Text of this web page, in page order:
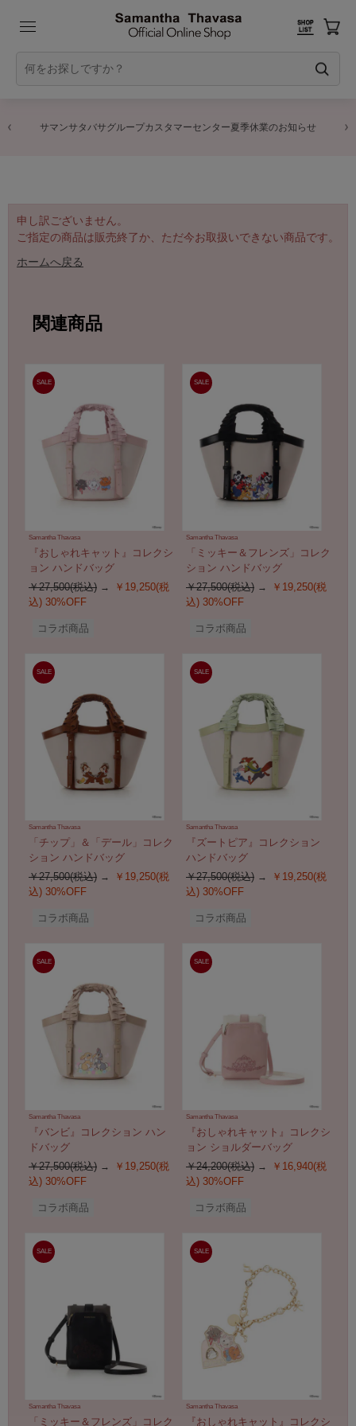
サマンサタバサグループカスタマーセンター夏季休業のお知らせ
申し訳ございません。
ご指定の商品は販売終了か、ただ今お取扱いできない商品です。
ホームへ戻る
関連商品
SALE
Samantha Thavasa
『おしゃれキャット』コレクシ
ョン ハンドバッグ
￥27,500(税込)
￥19,250(税
込) 30%OFF
コラボ商品
SALE
Samantha Thavasa
「ミッキー＆フレンズ」コレク
ション ハンドバッグ
￥27,500(税込)
￥19,250(税
込) 30%OFF
コラボ商品
SALE
Samantha Thavasa
「チップ」＆「デール」コレク
ション ハンドバッグ
￥27,500(税込)
￥19,250(税
込) 30%OFF
コラボ商品
SALE
Samantha Thavasa
『ズートピア』コレクション
ハンドバッグ
￥27,500(税込)
￥19,250(税
込) 30%OFF
コラボ商品
SALE
Samantha Thavasa
『バンビ』コレクション ハン
ドバッグ
￥27,500(税込)
￥19,250(税
込) 30%OFF
コラボ商品
SALE
Samantha Thavasa
『おしゃれキャット』コレクシ
ョン ショルダーバッグ
￥24,200(税込)
￥16,940(税
込) 30%OFF
コラボ商品
SALE
Samantha Thavasa
「ミッキー＆フレンズ」コレク
SALE
Samantha Thavasa
『おしゃれキャット』コレクシ